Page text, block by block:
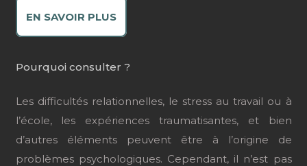
EN SAVOIR PLUS
Pourquoi consulter ?
Les difficultés relationnelles, le stress au travail ou à
l’école, les expériences traumatisantes, et bien
d’autres éléments peuvent être à l’origine de
problèmes psychologiques. Cependant, il n’est pas